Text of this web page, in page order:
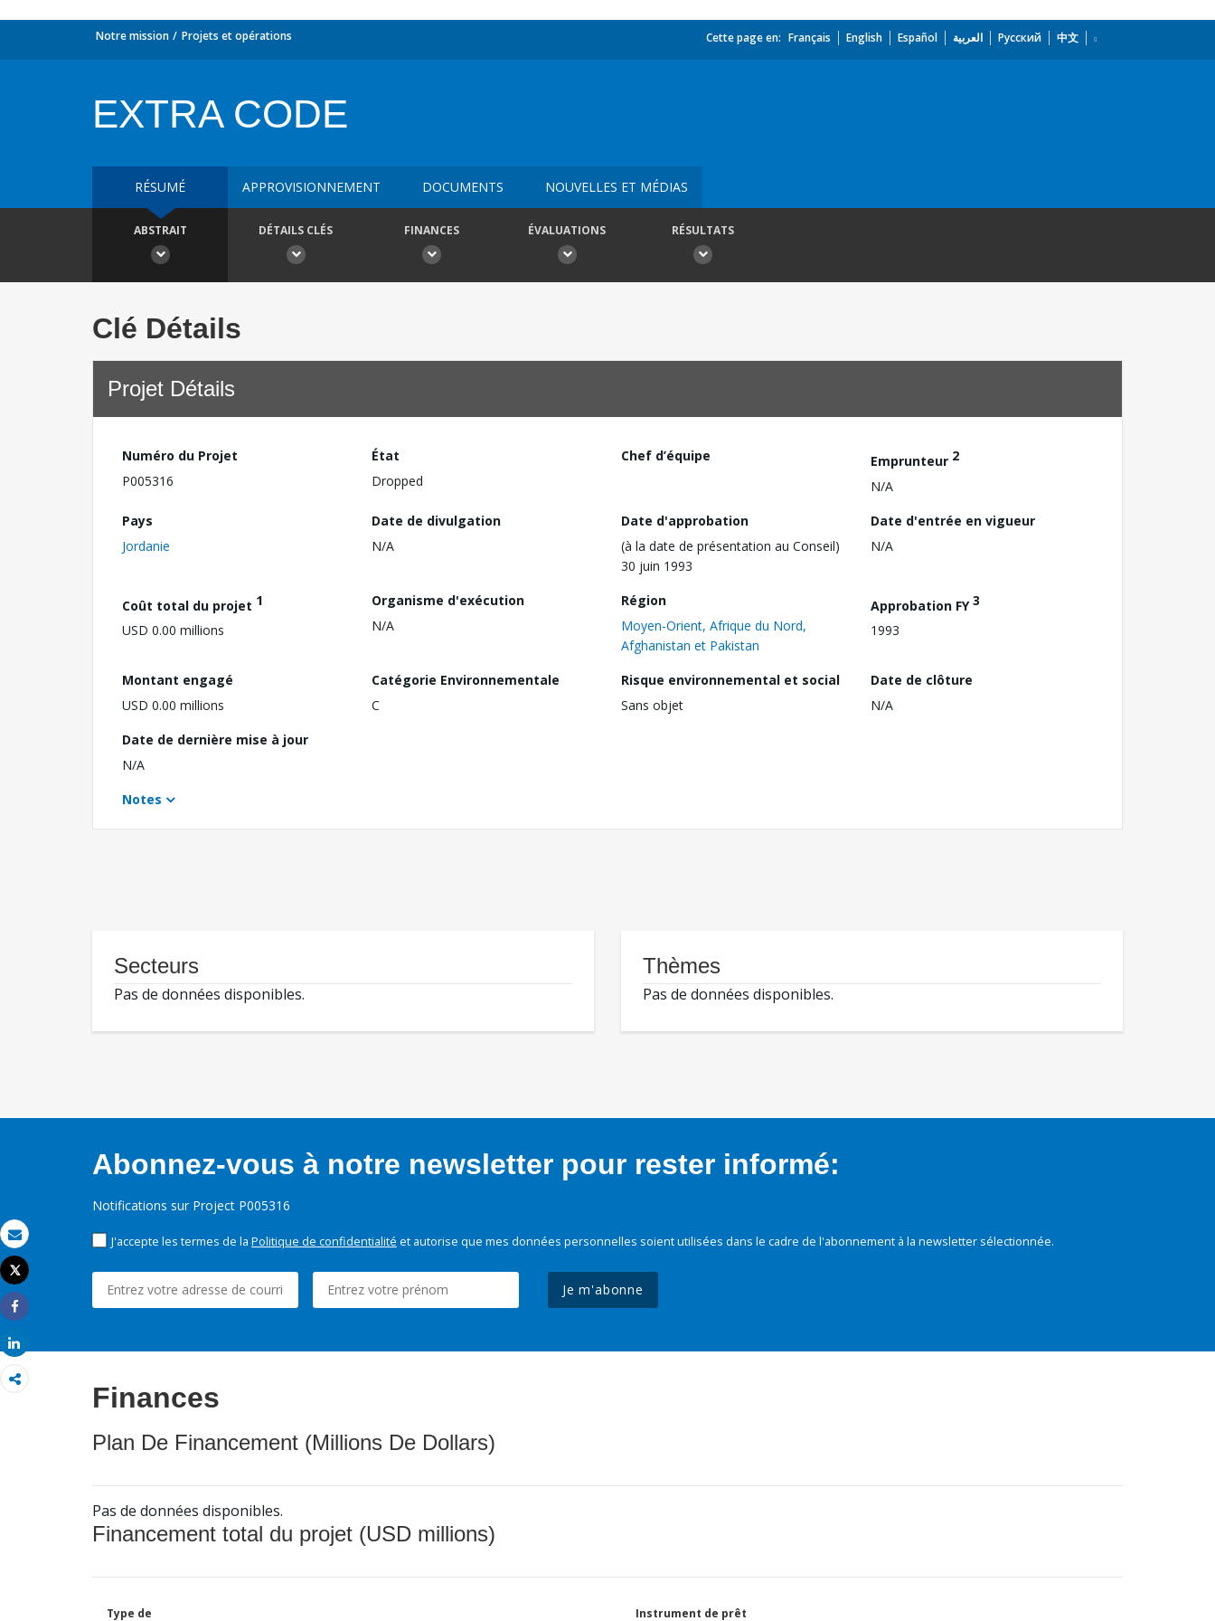
Email
Imprimer
Tweet
Share
Notre mission Projets et opérations Cette page en: Français English Español العربية Русский 中文
EXTRA CODE
RÉSUMÉ APPROVISIONNEMENT DOCUMENTS NOUVELLES ET MÉDIAS
ABSTRAIT DÉTAILS CLÉS FINANCES ÉVALUATIONS RÉSULTATS
Clé Détails
Projet Détails
Numéro du Projet
P005316
État
Dropped
Chef d’équipe Emprunteur 2
N/A
Pays
Jordanie
Date de divulgation
N/A
Date d'approbation
(à la date de présentation au Conseil)
30 juin 1993
Date d'entrée en vigueur
N/A
Coût total du projet 1
USD 0.00 millions
Organisme d'exécution
N/A
Région
Moyen-Orient, Afrique du Nord,
Afghanistan et Pakistan
Approbation FY3
1993
Montant engagé
USD 0.00 millions
Catégorie Environnementale
C
Risque environnemental et social
Sans objet
Date de clôture
N/A
Date de dernière mise à jour
N/A
Notes
Secteurs
Pas de données disponibles.
Thèmes
Pas de données disponibles.
Abonnez-vous à notre newsletter pour rester informé:
Notifications sur Project P005316
J'accepte les termes de la Politique de confidentialité et autorise que mes données personnelles soient utilisées dans le cadre de l'abonnement à la newsletter sélectionnée.
Je m'abonne
Finances
Plan De Financement (Millions De Dollars)
Pas de données disponibles.
Financement total du projet (USD millions)
Type de
Instrument de prêt